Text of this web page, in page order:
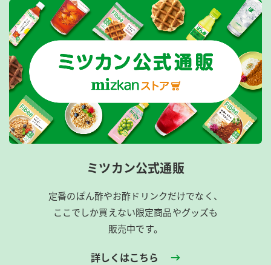
ミツカン公式通販
定番のぽん酢やお酢ドリンクだけでなく、
ここでしか買えない限定商品やグッズも
販売中です。
詳しくはこちら